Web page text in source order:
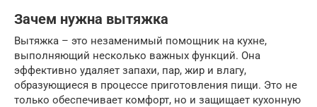
Зачем нужна вытяжка
Вытяжка – это незаменимый помощник на кухне,
выполняющий несколько важных функций. Она
эффективно удаляет запахи, пар, жир и влагу,
образующиеся в процессе приготовления пищи. Это не
только обеспечивает комфорт, но и защищает кухонную